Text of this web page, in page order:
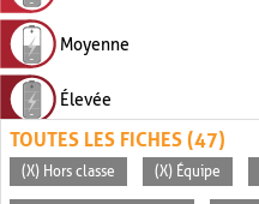
Moyenne
Élevée
TOUTES LES FICHES (47)
(X) Hors classe (X) Équipe